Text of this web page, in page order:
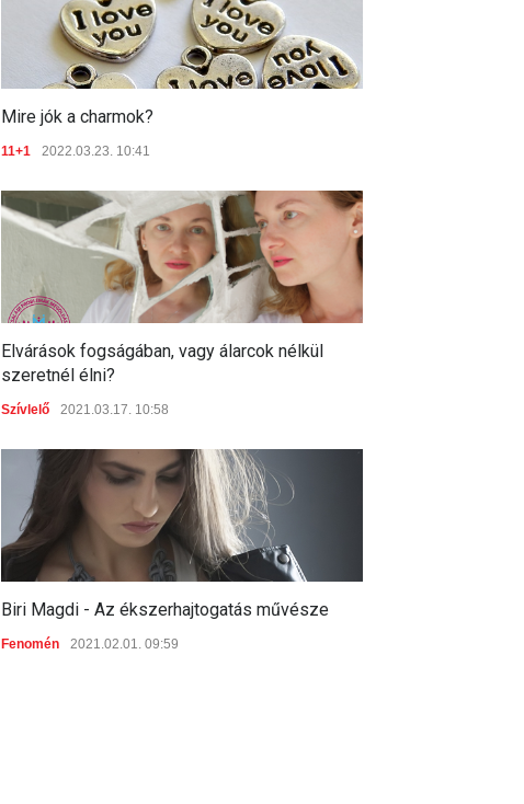
Mire jók a charmok?
11+1 2022.03.23. 10:41
Elvárások fogságában, vagy álarcok nélkül
szeretnél élni?
Szívlelő 2021.03.17. 10:58
Biri Magdi - Az ékszerhajtogatás művésze
Fenomén 2021.02.01. 09:59